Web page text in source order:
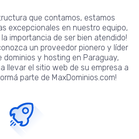
que contamos, estamos
excepcionales en nuestro equipo,
importancia de ser bien atendido!
un proveedor pionero y líder
dominios y hosting en Paraguay,
llevar el sitio web de su empresa a
parte de MaxDominios.com!